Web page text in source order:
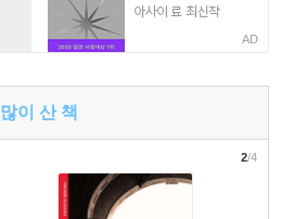
AD
많이 산 책
2/4